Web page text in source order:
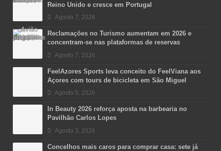
Reino Unido e cresce em Portugal
Agosto 7, 2026
Reclamações no Turismo aumentam em 2026 e
concentram-se nas plataformas de reservas
Agosto 7, 2026
FeelAzores Sports leva conceito do FeelViana aos
Açores com tours de bicicleta em São Miguel
Agosto 5, 2026
In Beauty 2026 reforça aposta na barbearia no
Pavilhão Carlos Lopes
Agosto 3, 2026
Concelhos mais caros para comprar casa: sete já